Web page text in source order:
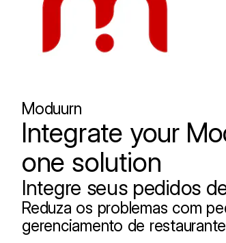
Moduurn
Integrate your
one solution
Integre seus pedidos
Reduza os problemas com
gerenciamento de